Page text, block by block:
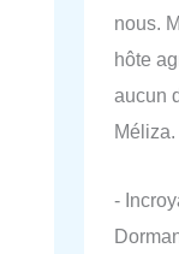
nous.
hôte
aucun
Méliza.
-